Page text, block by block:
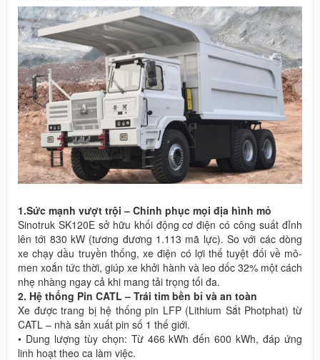
1.Sức mạnh vượt trội – Chinh phục mọi địa hình mỏ
Sinotruk SK120E sở hữu khối động cơ điện có công suất đỉnh
lên tới 830 kW (tương đương 1.113 mã lực). So với các dòng
xe chạy dầu truyền thống, xe điện có lợi thế tuyệt đối về mô-
men xoắn tức thời, giúp xe khởi hành và leo dốc 32% một cách
nhẹ nhàng ngay cả khi mang tải trọng tối đa.
2. Hệ thống Pin CATL – Trái tim bền bỉ và an toàn
Xe được trang bị hệ thống pin LFP (Lithium Sắt Photphat) từ
CATL – nhà sản xuất pin số 1 thế giới.
• Dung lượng tùy chọn: Từ 466 kWh đến 600 kWh, đáp ứng
linh hoạt theo ca làm việc.